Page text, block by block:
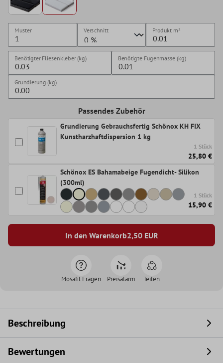
Muster Verschnitt Produkt m²
Benötigter Fliesenkleber (kg) Benötigte Fugenmasse (kg)
Grundierung (kg)
Passendes Zubehör
Grundierung Gebrauchsfertig Schönox KH FIX
Kunstharzhaftdispersion 1 kg
1 Stück
25,80 €
Schönox ES Bahamabeige Fugendicht- Silikon
(300ml)
1 Stück
15,90 €
In den Warenkorb2,50EUR
Mosafil Fragen Preisalarm Teilen
Beschreibung
Bewertungen